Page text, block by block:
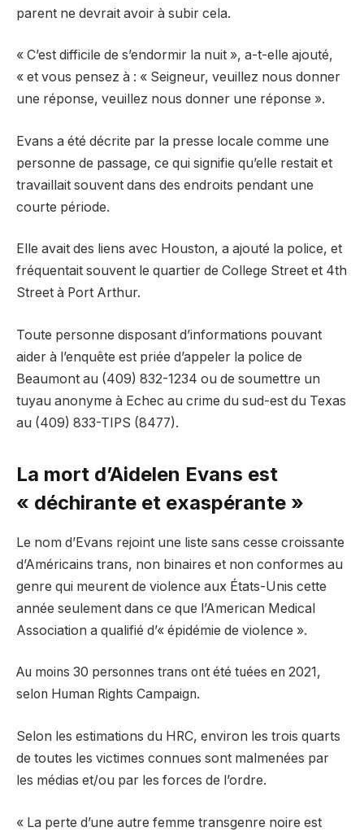
parent ne devrait avoir à subir cela.
« C’est difficile de s’endormir la nuit », a-t-elle ajouté,
« et vous pensez à : « Seigneur, veuillez nous donner
une réponse, veuillez nous donner une réponse ».
Evans a été décrite par la presse locale comme une
personne de passage, ce qui signifie qu’elle restait et
travaillait souvent dans des endroits pendant une
courte période.
Elle avait des liens avec Houston, a ajouté la police, et
fréquentait souvent le quartier de College Street et 4th
Street à Port Arthur.
Toute personne disposant d’informations pouvant
aider à l’enquête est priée d’appeler la police de
Beaumont au (409) 832-1234 ou de soumettre un
tuyau anonyme à Echec au crime du sud-est du Texas
au (409) 833-TIPS (8477).
La mort d’Aidelen Evans est
« déchirante et exaspérante »
Le nom d’Evans rejoint une liste sans cesse croissante
d’Américains trans, non binaires et non conformes au
genre qui meurent de violence aux États-Unis cette
année seulement dans ce que l’American Medical
Association a qualifié d’« épidémie de violence ».
Au moins 30 personnes trans ont été tuées en 2021,
selon Human Rights Campaign.
Selon les estimations du HRC, environ les trois quarts
de toutes les victimes connues sont malmenées par
les médias et/ou par les forces de l’ordre.
« La perte d’une autre femme transgenre noire est